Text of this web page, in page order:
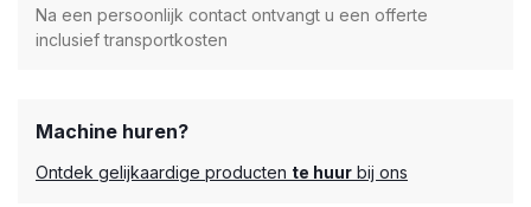
Na een persoonlijk contact ontvangt u een offerte
inclusief transportkosten
Machine huren?
Ontdek gelijkaardige producten te huur bij ons